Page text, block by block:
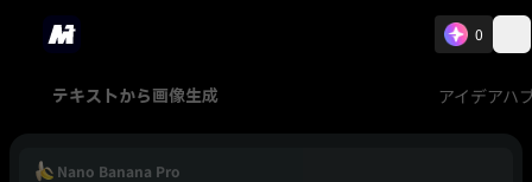
0
テキストから画像生成 アイデアハ
Nano Banana Pro